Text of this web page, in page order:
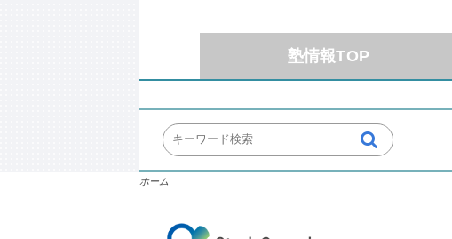
塾情報TOP
ホーム